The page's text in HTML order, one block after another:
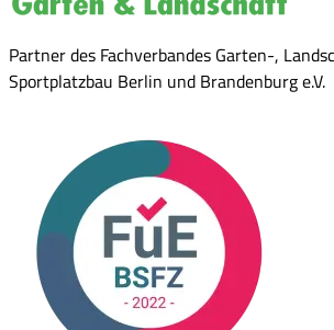
Partner des Fachverbandes Garten-,
Sportplatzbau Berlin und Brandenburg e.V.